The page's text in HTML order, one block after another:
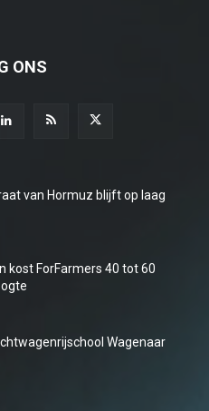
ONS
van Hormuz blijft op laag
kost ForFarmers 40 tot 60
Wagenaar